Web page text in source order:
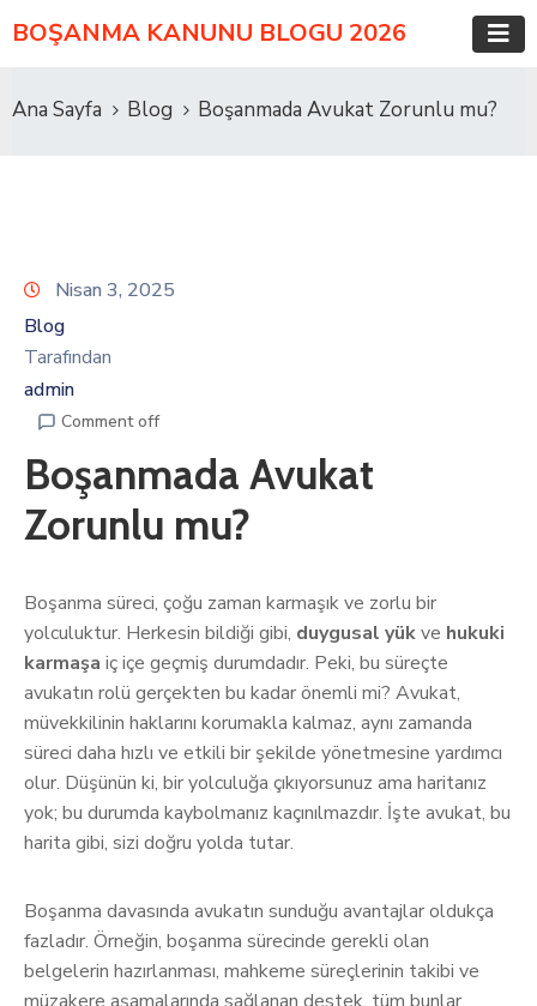
BOŞANMA KANUNU BLOGU 2026
Ana Sayfa Blog Boşanmada Avukat Zorunlu mu?
Nisan 3, 2025
Blog
Tarafından
admin
Comment off
Boşanmada Avukat
Zorunlu mu?
Boşanma süreci, çoğu zaman karmaşık ve zorlu bir
yolculuktur. Herkesin bildiği gibi, duygusal yükve hukuki
karmaşa iç içe geçmiş durumdadır. Peki, bu süreçte
avukatın rolü gerçekten bu kadar önemli mi? Avukat,
müvekkilinin haklarını korumakla kalmaz, aynı zamanda
süreci daha hızlı ve etkili bir şekilde yönetmesine yardımcı
olur. Düşünün ki, bir yolculuğa çıkıyorsunuz ama haritanız
yok; bu durumda kaybolmanız kaçınılmazdır. İşte avukat, bu
harita gibi, sizi doğru yolda tutar.
Boşanma davasında avukatın sunduğu avantajlar oldukça
fazladır. Örneğin, boşanma sürecinde gerekli olan
belgelerin hazırlanması, mahkeme süreçlerinin takibi ve